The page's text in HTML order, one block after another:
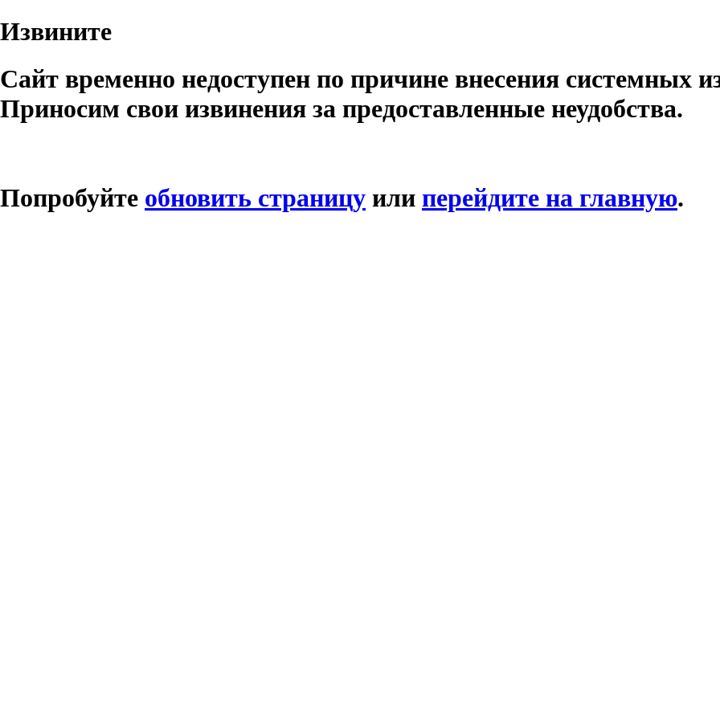
Извините
Сайт временно недоступен по причине внесения системных
Приносим свои извинения за предоставленные неудобства.
Попробуйте обновить страницу или перейдите на главную.